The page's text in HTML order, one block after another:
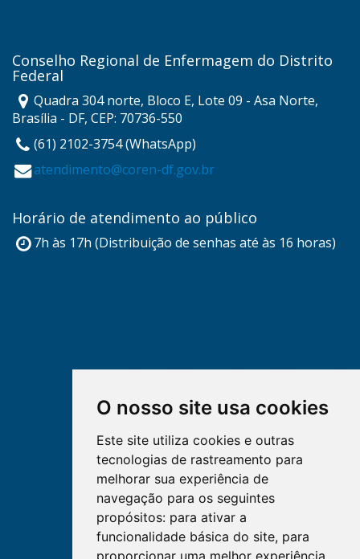
O nosso site usa cookies
Este site utiliza cookies e outras
tecnologias de rastreamento para
melhorar sua experiência de
navegação para os seguintes
propósitos: para ativar a
funcionalidade básica do site, para
proporcionar uma melhor experiência
Conselho Regional de Enfermagem do Distrito
Federal
Quadra 304 norte, Bloco E, Lote 09 - Asa Norte,
Brasília - DF, CEP: 70736-550
(61) 2102-3754 (WhatsApp)
atendimento@coren-df.gov.br
Horário de atendimento ao público
7h às 17h (Distribuição de senhas até às 16 horas)